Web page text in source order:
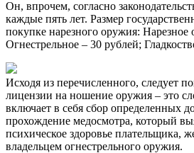
Он, впрочем, согласно
каждые пять лет. Размер
покупке нарезного оружия: Нарезное
Огнестрельное – 30 рублей;
Исходя из перечисленного, следует
лицензии на ношение оружия – это
включает в себя сбор определенных
прохождение медосмотра, который
психическое здоровье плательщика,
владельцем огнестрельного оружия.